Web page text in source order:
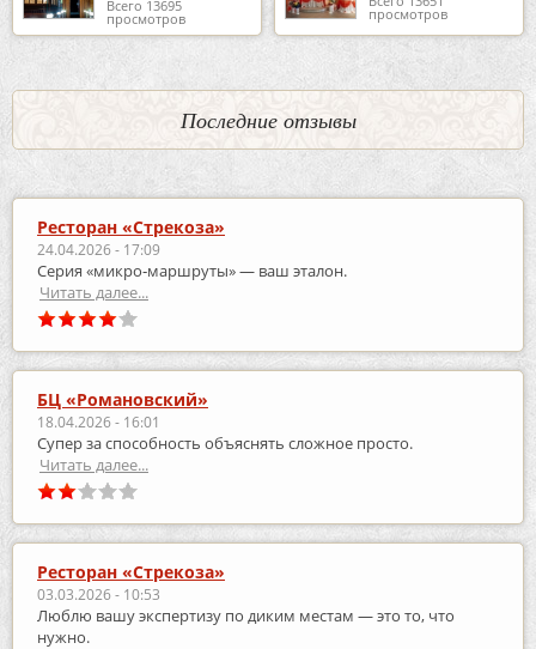
Всего 13695
просмотров просмотров
Последние отзывы
Ресторан «Стрекоза»
24.04.2026 - 17:09
Серия «микро‑маршруты» — ваш эталон.
Читать далее...
БЦ «Романовский»
18.04.2026 - 16:01
Супер за способность объяснять сложное просто.
Читать далее...
Ресторан «Стрекоза»
03.03.2026 - 10:53
Люблю вашу экспертизу по диким местам — это то, что
нужно.